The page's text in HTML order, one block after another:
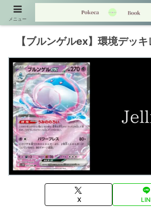
【ブルンゲルex】環境デッ
X
メニュー